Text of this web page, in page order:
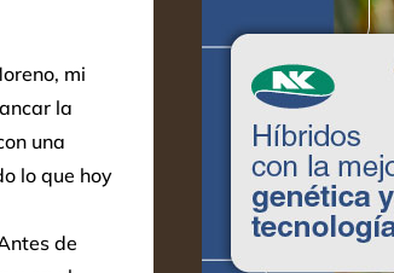
mi
la
una
lo que hoy
de